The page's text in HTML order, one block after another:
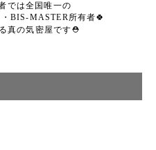
では全国唯一の
BIS-MASTER所有者🍀
真の気密屋です⛑️